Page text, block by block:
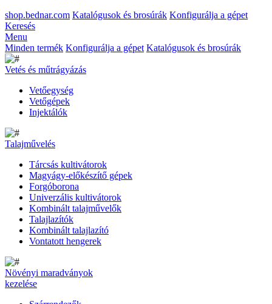
shop.bednar.com Katalógusok és brosúrák Konfigurálja a gépet
Keresés
Menu
Minden termék Konfigurálja a gépet Katalógusok és brosúrák
Vetés és műtrágyázás
Vetőegység
Vetőgépek
Injektálók
Talajművelés
Tárcsás kultivátorok
Magyágy-előkészítő gépek
Forgóborona
Univerzális kultivátorok
Kombinált talajművelők
Talajlazítók
Kombinált talajlazító
Vontatott hengerek
Növényi maradványok
kezelése